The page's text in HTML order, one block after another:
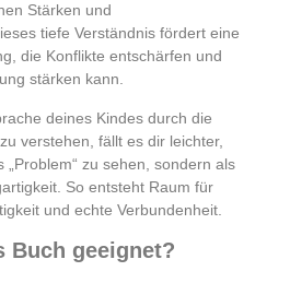
Stärken und
tiefe Verständnis fördert eine
die Konflikte entschärfen und
stärken kann.
deines Kindes durch die
verstehen, fällt es dir leichter,
„Problem“ zu sehen, sondern als
So entsteht Raum für
und echte Verbundenheit.
Buch geeignet?